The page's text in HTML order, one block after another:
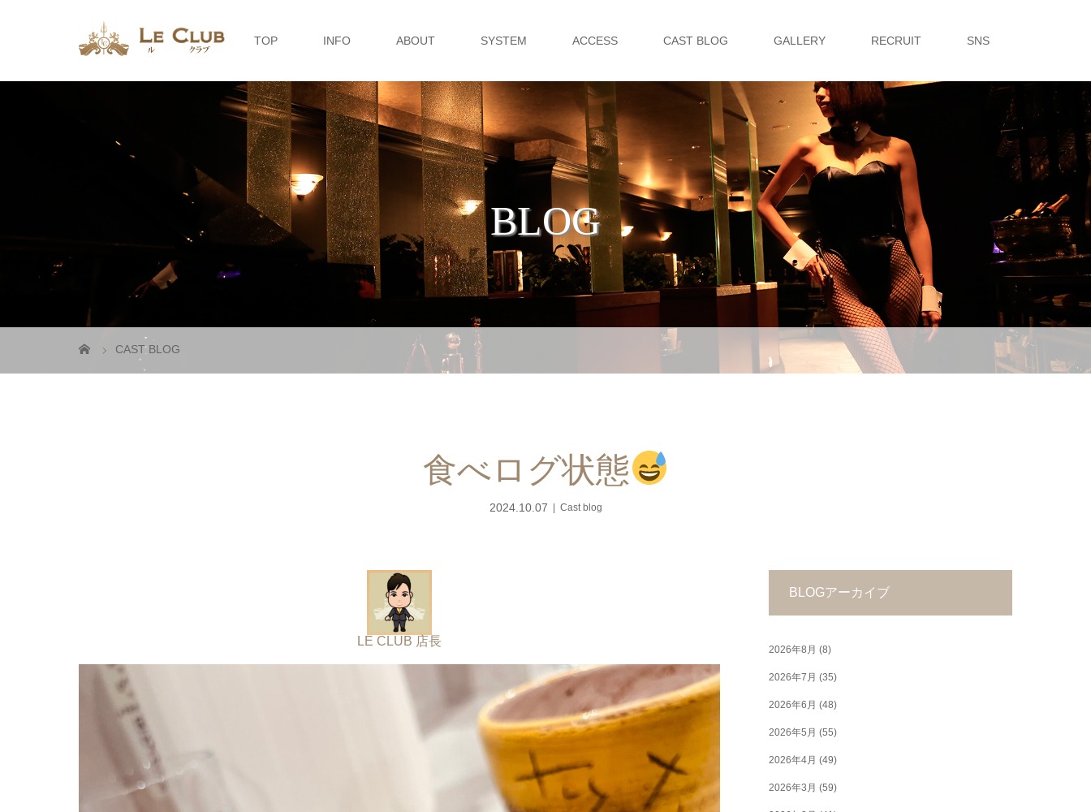
TOP INFO ABOUT SYSTEM ACCESS CAST BLOG GALLERY RECRUIT SNS
BLOG
CAST BLOG
食べログ状態
2024.10.07 Cast blog
LE CLUB 店長
BLOGアーカイブ
2026年8月 (8)
2026年7月 (35)
2026年6月 (48)
2026年5月 (55)
2026年4月 (49)
2026年3月 (59)